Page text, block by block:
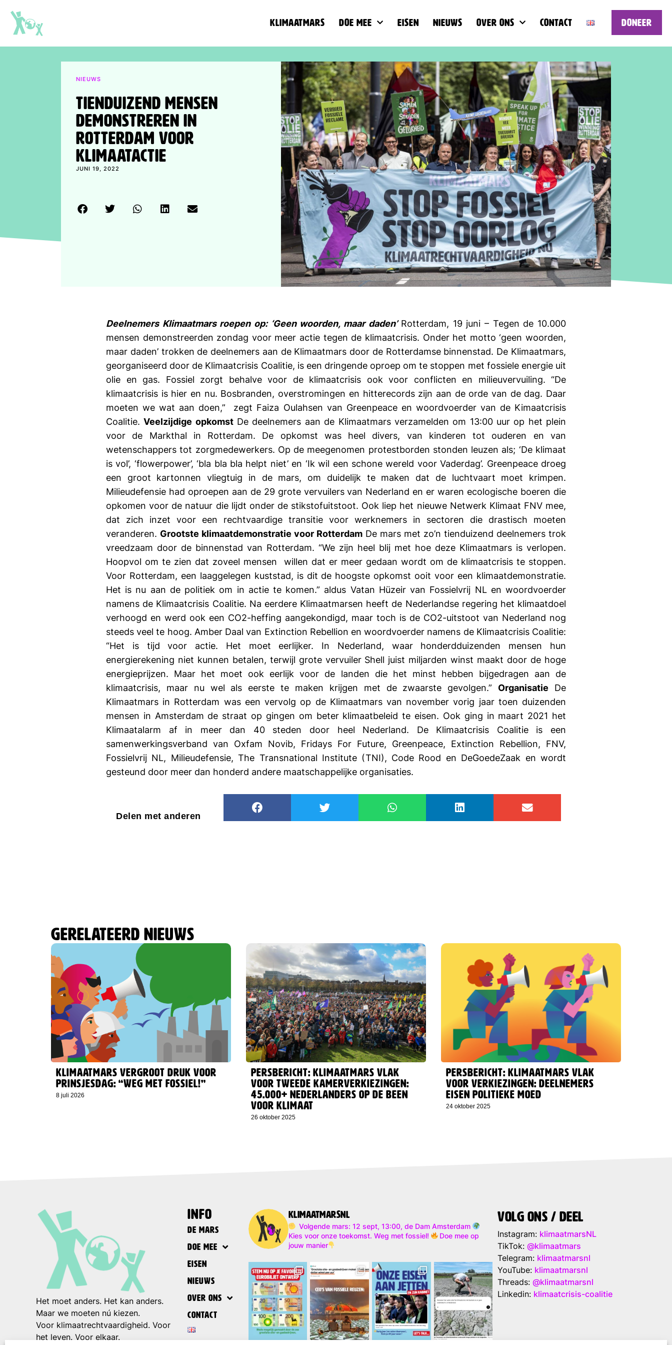
Klimaatmars Doe mee Eisen Nieuws Over ons Contact Doneer
NIEUWS
Tienduizend mensen
demonstreren in
Rotterdam voor
klimaatactie
JUNI 19, 2022
Deelnemers Klimaatmars roepen op: ‘Geen woorden, maar daden’Rotterdam, 19 juni – Tegen de 10.000
mensen demonstreerden zondag voor meer actie tegen de klimaatcrisis. Onder het motto ‘geen woorden,
maar daden’ trokken de deelnemers aan de Klimaatmars door de Rotterdamse binnenstad. De Klimaatmars,
georganiseerd door de Klimaatcrisis Coalitie, is een dringende oproep om te stoppen met fossiele energie uit
olie en gas. Fossiel zorgt behalve voor de klimaatcrisis ook voor conflicten en milieuvervuiling. “De
klimaatcrisis is hier en nu. Bosbranden, overstromingen en hitterecords zijn aan de orde van de dag. Daar
moeten we wat aan doen,” zegt Faiza Oulahsen van Greenpeace en woordvoerder van de Kimaatcrisis
Coalitie.Veelzijdige opkomstDe deelnemers aan de Klimaatmars verzamelden om 13:00 uur op het plein
voor de Markthal in Rotterdam. De opkomst was heel divers, van kinderen tot ouderen en van
wetenschappers tot zorgmedewerkers. Op de meegenomen protestborden stonden leuzen als; ‘De klimaat
is vol’, ‘flowerpower’, ‘bla bla bla helpt niet’ en ‘Ik wil een schone wereld voor Vaderdag’. Greenpeace droeg
een groot kartonnen vliegtuig in de mars, om duidelijk te maken dat de luchtvaart moet krimpen.
Milieudefensie had oproepen aan de 29 grote vervuilers van Nederland en er waren ecologische boeren die
opkomen voor de natuur die lijdt onder de stikstofuitstoot. Ook liep het nieuwe Netwerk Klimaat FNV mee,
dat zich inzet voor een rechtvaardige transitie voor werknemers in sectoren die drastisch moeten
veranderen. Grootste klimaatdemonstratie voor Rotterdam De mars met zo’n tienduizend deelnemers trok
vreedzaam door de binnenstad van Rotterdam. “We zijn heel blij met hoe deze Klimaatmars is verlopen.
Hoopvol om te zien dat zoveel mensen willen dat er meer gedaan wordt om de klimaatcrisis te stoppen.
Voor Rotterdam, een laaggelegen kuststad, is dit de hoogste opkomst ooit voor een klimaatdemonstratie.
Het is nu aan de politiek om in actie te komen.” aldus Vatan Hüzeir van Fossielvrij NL en woordvoerder
namens de Klimaatcrisis Coalitie. Na eerdere Klimaatmarsen heeft de Nederlandse regering het klimaatdoel
verhoogd en werd ook een CO2-heffing aangekondigd, maar toch is de CO2-uitstoot van Nederland nog
steeds veel te hoog. Amber Daal van Extinction Rebellion en woordvoerder namens de Klimaatcrisis Coalitie:
“Het is tijd voor actie. Het moet eerlijker. In Nederland, waar honderdduizenden mensen hun
energierekening niet kunnen betalen, terwijl grote vervuiler Shell juist miljarden winst maakt door de hoge
energieprijzen. Maar het moet ook eerlijk voor de landen die het minst hebben bijgedragen aan de
klimaatcrisis, maar nu wel als eerste te maken krijgen met de zwaarste gevolgen.” Organisatie De
Klimaatmars in Rotterdam was een vervolg op de Klimaatmars van november vorig jaar toen duizenden
mensen in Amsterdam de straat op gingen om beter klimaatbeleid te eisen. Ook ging in maart 2021 het
Klimaatalarm af in meer dan 40 steden door heel Nederland. De Klimaatcrisis Coalitie is een
samenwerkingsverband van Oxfam Novib, Fridays For Future, Greenpeace, Extinction Rebellion, FNV,
Fossielvrij NL, Milieudefensie, The Transnational Institute (TNI), Code Rood en DeGoedeZaak en wordt
gesteund door meer dan honderd andere maatschappelijke organisaties.
Delen met anderen
Gerelateerd nieuws
Klimaatmars vergroot druk voor
Prinsjesdag: “Weg met fossiel!”
8 juli 2026
Persbericht: Klimaatmars vlak
voor Tweede Kamerverkiezingen:
45.000+ Nederlanders op de been
voor klimaat
26 oktober 2025
Persbericht: Klimaatmars vlak
voor verkiezingen: deelnemers
eisen politieke moed
24 oktober 2025
Het moet anders. Het kan anders.
Maar we moeten nú kiezen.
Voor klimaatrechtvaardigheid. Voor
het leven. Voor elkaar.
info
De Mars
Doe mee
Eisen
Nieuws
Over ons
Contact
klimaatmarsnl
Volgende mars: 12 sept, 13:00, de Dam Amsterdam
Kies voor onze toekomst. Weg met fossiel!
Doe mee op
jouw manier
Volg ons / deel
Instagram: klimaatmarsNL
TikTok:@klimaatmars
Telegram: klimaatmarsnl
YouTube: klimaatmarsnl
Threads:@klimaatmarsnl
Linkedin: klimaatcrisis-coalitie